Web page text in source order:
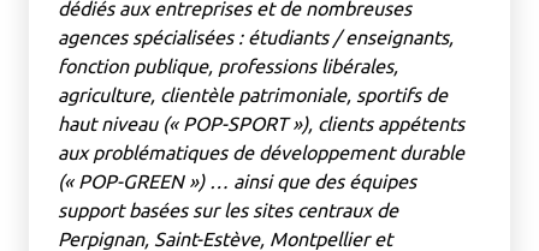
dédiés aux entreprises et de nombreuses
agences spécialisées : étudiants / enseignants,
fonction publique, professions libérales,
agriculture, clientèle patrimoniale, sportifs de
haut niveau (« POP-SPORT »), clients appétents
aux problématiques de développement durable
(« POP-GREEN ») … ainsi que des équipes
support basées sur les sites centraux de
Perpignan, Saint-Estève, Montpellier et